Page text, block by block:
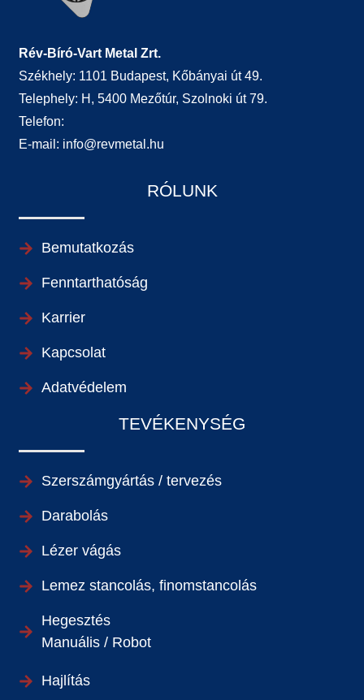
Rév-Bíró-Vart Metal Zrt.
Székhely: 1101 Budapest, Kőbányai út 49.
Telephely: H, 5400 Mezőtúr, Szolnoki út 79.
Telefon:
E-mail: info@revmetal.hu
RÓLUNK
Bemutatkozás
Fenntarthatóság
Karrier
Kapcsolat
Adatvédelem
TEVÉKENYSÉG
Szerszámgyártás / tervezés
Darabolás
Lézer vágás
Lemez stancolás, finomstancolás
Hegesztés
Manuális / Robot
Hajlítás